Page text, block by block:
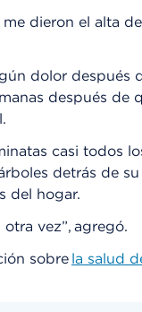
me dieron el alta
dolor después
después de
casi todos
detrás de
del hogar.
vez”, agregó.
sobre la salud